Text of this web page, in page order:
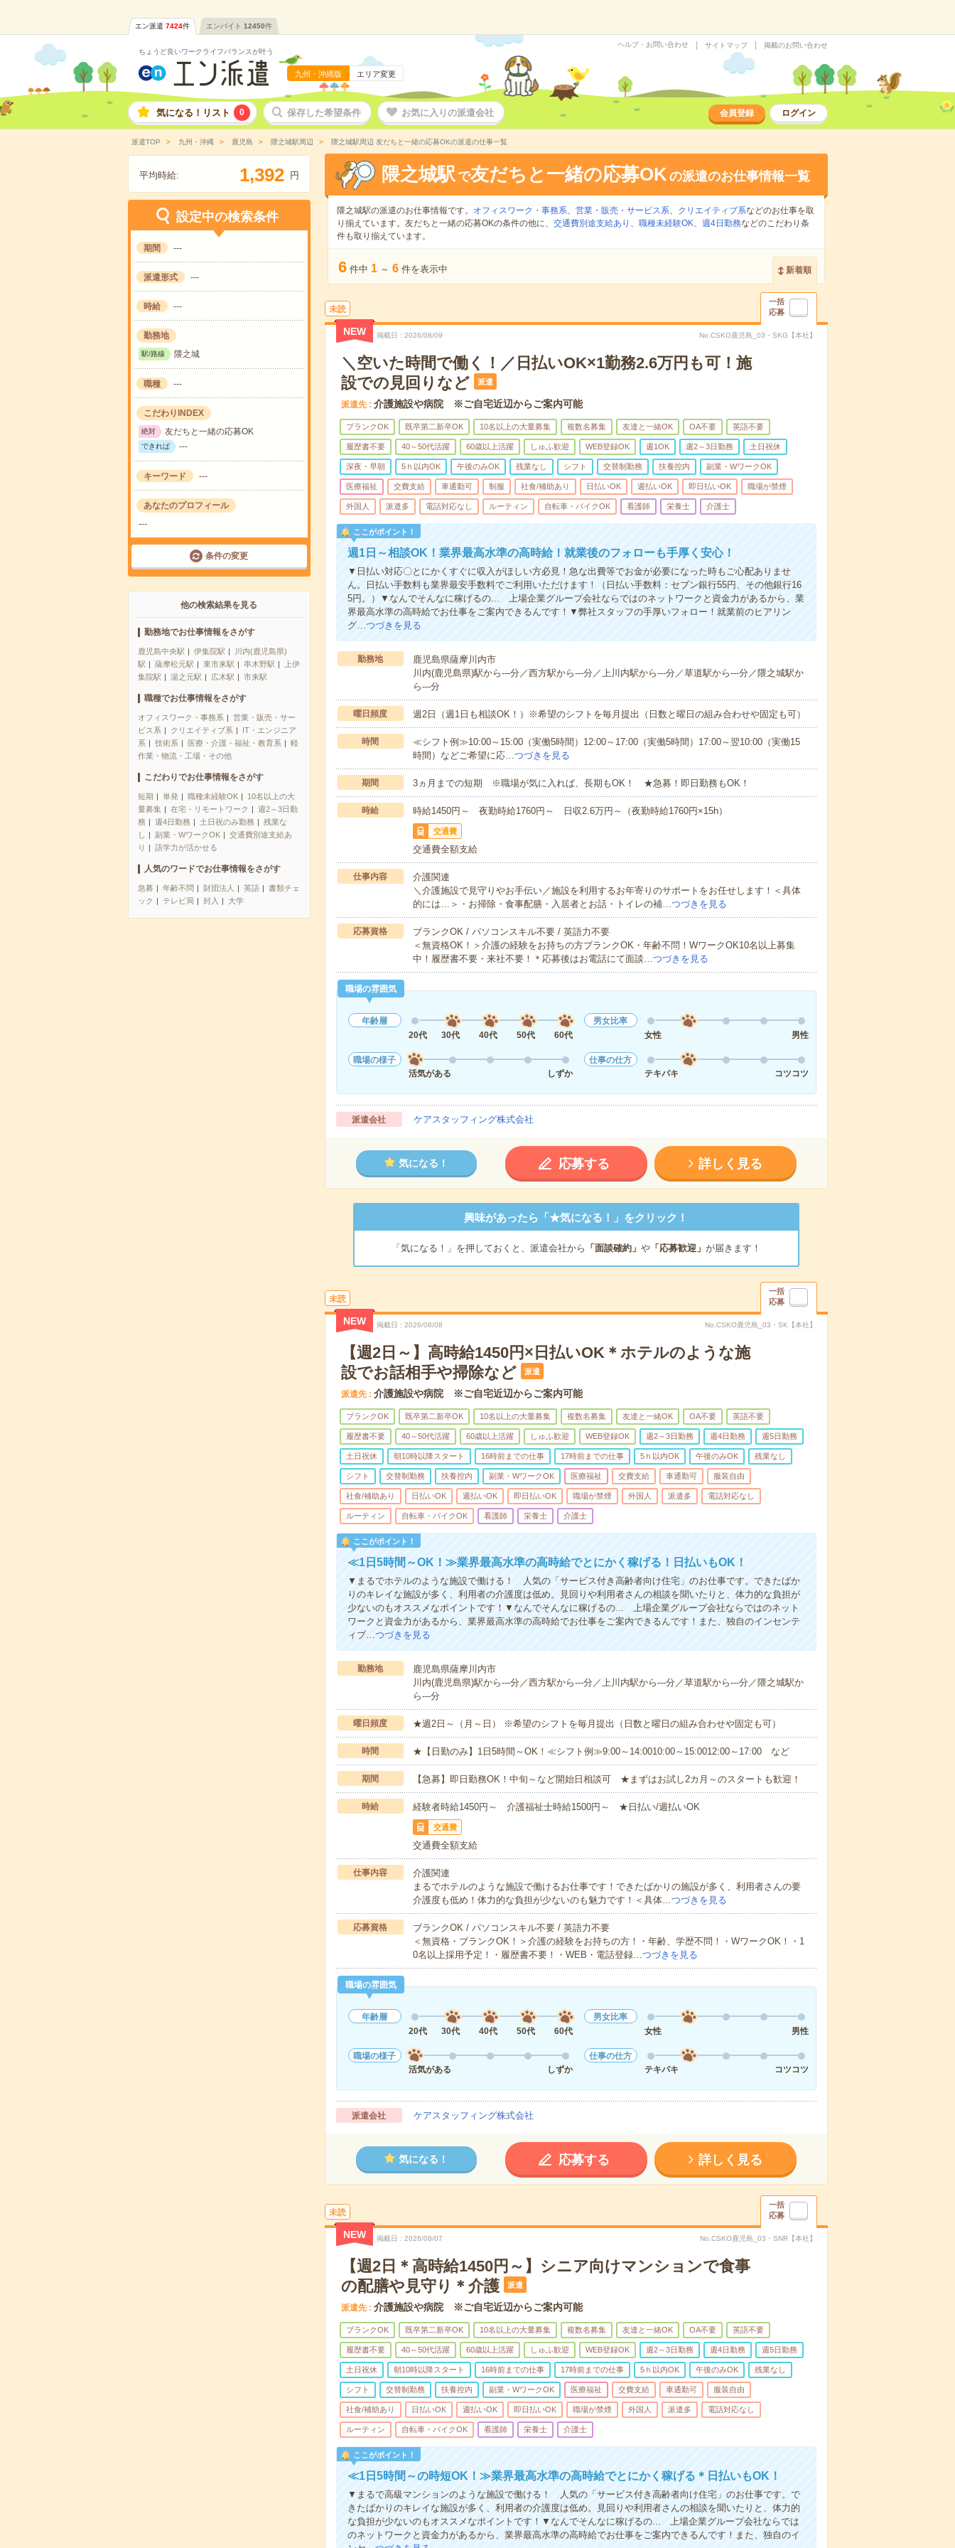
エン派遣 7424件 エンバイト 12450件
ちょうど良いワークライフバランスが叶う
九州・沖縄版 エリア変更
ヘルプ・お問い合わせ サイトマップ 掲載のお問い合わせ
気になる！リスト 0 保存した希望条件 お気に入りの派遣会社 会員登録 ログイン
派遣TOP 九州・沖縄 鹿児島 隈之城駅周辺 隈之城駅周辺 友だちと一緒の応募OKの派遣の仕事一覧
平均時給: 1,392 円
設定中の検索条件
期間 ---
派遣形式 ---
時給 ---
勤務地
駅/路線 隈之城
職種 ---
こだわりINDEX
絶対 友だちと一緒の応募OK
できれば ---
キーワード ---
あなたのプロフィール
---
条件の変更
他の検索結果を見る
勤務地でお仕事情報をさがす
鹿児島中央駅 伊集院駅
川内(鹿児島県)
駅
薩摩松元駅 東市来駅 串木野駅
上伊
集院駅
湯之元駅 広木駅 市来駅
職種でお仕事情報をさがす
オフィスワーク・事務系
営業・販売・サー
ビス系
クリエイティブ系
IT・エンジニア
系
技術系 医療・介護・福祉・教育系
軽
作業・物流・工場・その他
こだわりでお仕事情報をさがす
短期 単発 職種未経験OK
10名以上の大
量募集
在宅・リモートワーク
週2～3日勤
務
週4日勤務 土日祝のみ勤務
残業な
し
副業・WワークOK
交通費別途支給あ
り
語学力が活かせる
人気のワードでお仕事情報をさがす
急募 年齢不問 財団法人 英語
書類チェ
ック
テレビ局 封入 大学
隈之城駅 で友だちと一緒の応募OKの派遣のお仕事情報一覧
隈之城駅の派遣のお仕事情報です。 オフィスワーク・事務系、 営業・販売・サービス系、 クリエイティブ系などのお仕事を取
り揃えています。友だちと一緒の応募OKの条件の他に、 交通費別途支給あり 、 職種未経験OK、 週4日勤務などのこだわり条
件も取り揃えています。
6 件中 1 ～ 6 件を表示中 新着順
未読
一括
応募
NEW 掲載日 2026/08/09 No.CSKO鹿児島_03・SKG【本社】
＼空いた時間で働く！／日払いOK×1勤務2.6万円も可！施
設での見回りなど
派遣
派遣先 介護施設や病院 ※ご自宅近辺からご案内可能
ブランクOK 既卒第二新卒OK 10名以上の大量募集 複数名募集 友達と一緒OK OA不要 英語不要
履歴書不要 40～50代活躍 60歳以上活躍 しゅふ歓迎 WEB登録OK 週1OK 週2～3日勤務 土日祝休
深夜・早朝 5ｈ以内OK 午後のみOK 残業なし シフト 交替制勤務 扶養控内 副業・WワークOK
医療福祉 交費支給 車通勤可 制服 社食/補助あり 日払いOK 週払いOK 即日払いOK 職場が禁煙
外国人 派遣多 電話対応なし ルーティン 自転車・バイクOK 看護師 栄養士 介護士
ここがポイント！
週1日～相談OK！業界最高水準の高時給！就業後のフォローも手厚く安心！
▼日払い対応〇とにかくすぐに収入がほしい方必見！急な出費等でお金が必要になった時もご心配ありませ
ん。日払い手数料も業界最安手数料でご利用いただけます！（日払い手数料：セブン銀行55円、その他銀行16
5円。）▼なんでそんなに稼げるの... 上場企業グループ会社ならではのネットワークと資金力があるから、業
界最高水準の高時給でお仕事をご案内できるんです！▼弊社スタッフの手厚いフォロー！就業前のヒアリン
グ…つづきを見る
勤務地
鹿児島県薩摩川内市
川内(鹿児島県)駅から---分／西方駅から---分／上川内駅から---分／草道駅から---分／隈之城駅か
ら---分
曜日頻度 週2日（週1日も相談OK！）※希望のシフトを毎月提出（日数と曜日の組み合わせや固定も可）
時間
≪シフト例≫10:00～15:00（実働5時間）12:00～17:00（実働5時間）17:00～翌10:00（実働15
時間）などご希望に応…つづきを見る
期間 3ヵ月までの短期 ※職場が気に入れば、長期もOK！ ★急募！即日勤務もOK！
時給 時給1450円～ 夜勤時給1760円～ 日収2.6万円～（夜勤時給1760円×15h）
交通費
交通費全額支給
仕事内容
介護関連
＼介護施設で見守りやお手伝い／施設を利用するお年寄りのサポートをお任せします！＜具体
的には…＞・お掃除・食事配膳・入居者とお話・トイレの補…つづきを見る
応募資格
ブランクOK / パソコンスキル不要 / 英語力不要
＜無資格OK！＞介護の経験をお持ちの方ブランクOK・年齢不問！WワークOK10名以上募集
中！履歴書不要・来社不要！＊応募後はお電話にて面談…つづきを見る
職場の雰囲気
年齢層
20代
30代 40代 50代 60代
男女比率
女性
男性
職場の様子
活気がある
しずか
仕事の仕方
テキパキ
コツコツ
派遣会社 ケアスタッフィング株式会社
気になる！ 応募する 詳しく見る
興味があったら「★気になる！」をクリック！
「気になる！」を押しておくと、派遣会社から 「面談確約」 や「応募歓迎」 が届きます！
未読
一括
応募
NEW 掲載日 2026/08/08 No.CSKO鹿児島_03・SK【本社】
【週2日～】高時給1450円×日払いOK＊ホテルのような施
設でお話相手や掃除など
派遣
派遣先 介護施設や病院 ※ご自宅近辺からご案内可能
ブランクOK 既卒第二新卒OK 10名以上の大量募集 複数名募集 友達と一緒OK OA不要 英語不要
履歴書不要 40～50代活躍 60歳以上活躍 しゅふ歓迎 WEB登録OK 週2～3日勤務 週4日勤務 週5日勤務
土日祝休 朝10時以降スタート 16時前までの仕事 17時前までの仕事 5ｈ以内OK 午後のみOK 残業なし
シフト 交替制勤務 扶養控内 副業・WワークOK 医療福祉 交費支給 車通勤可 服装自由
社食/補助あり 日払いOK 週払いOK 即日払いOK 職場が禁煙 外国人 派遣多 電話対応なし
ルーティン 自転車・バイクOK 看護師 栄養士 介護士
ここがポイント！
≪1日5時間～OK！≫業界最高水準の高時給でとにかく稼げる！日払いもOK！
▼まるでホテルのような施設で働ける！ 人気の「サービス付き高齢者向け住宅」のお仕事です。できたばか
りのキレイな施設が多く、利用者の介護度は低め。見回りや利用者さんの相談を聞いたりと、体力的な負担が
少ないのもオススメなポイントです！▼なんでそんなに稼げるの... 上場企業グループ会社ならではのネット
ワークと資金力があるから、業界最高水準の高時給でお仕事をご案内できるんです！また、独自のインセンテ
ィブ…つづきを見る
勤務地
鹿児島県薩摩川内市
川内(鹿児島県)駅から---分／西方駅から---分／上川内駅から---分／草道駅から---分／隈之城駅か
ら---分
曜日頻度 ★週2日～（月～日） ※希望のシフトを毎月提出（日数と曜日の組み合わせや固定も可）
時間 ★【日勤のみ】1日5時間～OK！≪シフト例≫9:00～14:0010:00～15:0012:00～17:00 など
期間 【急募】即日勤務OK！中旬～など開始日相談可 ★まずはお試し2カ月～のスタートも歓迎！
時給 経験者時給1450円～ 介護福祉士時給1500円～ ★日払い/週払いOK
交通費
交通費全額支給
仕事内容
介護関連
まるでホテルのような施設で働けるお仕事です！できたばかりの施設が多く、利用者さんの要
介護度も低め！体力的な負担が少ないのも魅力です！＜具体…つづきを見る
応募資格
ブランクOK / パソコンスキル不要 / 英語力不要
＜無資格・ブランクOK！＞介護の経験をお持ちの方！・年齢、学歴不問！・WワークOK！・1
0名以上採用予定！・履歴書不要！・WEB・電話登録…つづきを見る
職場の雰囲気
年齢層
20代
30代 40代 50代 60代
男女比率
女性
男性
職場の様子
活気がある
しずか
仕事の仕方
テキパキ
コツコツ
派遣会社 ケアスタッフィング株式会社
気になる！ 応募する 詳しく見る
未読
一括
応募
NEW 掲載日 2026/08/07 No.CSKO鹿児島_03・SNR【本社】
【週2日＊高時給1450円～】シニア向けマンションで食事
の配膳や見守り＊介護
派遣
派遣先 介護施設や病院 ※ご自宅近辺からご案内可能
ブランクOK 既卒第二新卒OK 10名以上の大量募集 複数名募集 友達と一緒OK OA不要 英語不要
履歴書不要 40～50代活躍 60歳以上活躍 しゅふ歓迎 WEB登録OK 週2～3日勤務 週4日勤務 週5日勤務
土日祝休 朝10時以降スタート 16時前までの仕事 17時前までの仕事 5ｈ以内OK 午後のみOK 残業なし
シフト 交替制勤務 扶養控内 副業・WワークOK 医療福祉 交費支給 車通勤可 服装自由
社食/補助あり 日払いOK 週払いOK 即日払いOK 職場が禁煙 外国人 派遣多 電話対応なし
ルーティン 自転車・バイクOK 看護師 栄養士 介護士
ここがポイント！
≪1日5時間～の時短OK！≫業界最高水準の高時給でとにかく稼げる＊日払いもOK！
▼まるで高級マンションのような施設で働ける！ 人気の「サービス付き高齢者向け住宅」のお仕事です。で
きたばかりのキレイな施設が多く、利用者の介護度は低め。見回りや利用者さんの相談を聞いたりと、体力的
な負担が少ないのもオススメなポイントです！▼なんでそんなに稼げるの... 上場企業グループ会社ならでは
のネットワークと資金力があるから、業界最高水準の高時給でお仕事をご案内できるんです！また、独自のイ